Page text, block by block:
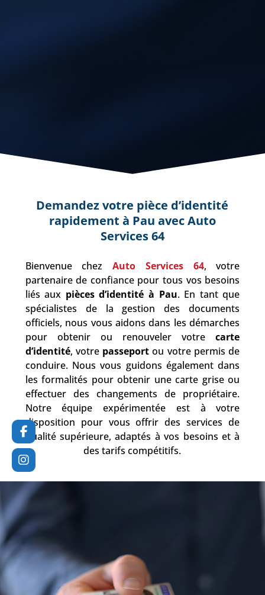
Demandez votre pièce d’identité
rapidement à Pau avec Auto
Services 64
Bienvenue chezAuto Services 64, votre
partenaire de confiance pour tous vos besoins
liés aux pièces d’identité à Pau. En tant que
spécialistes de la gestion des documents
officiels, nous vous aidons dans les démarches
pour obtenir ou renouveler votrecarte
d’identité, votre passeport ou votre permis de
conduire. Nous vous guidons également dans
les formalités pour obtenir une carte grise ou
effectuer des changements de propriétaire.
Notre équipe expérimentée est à votre
disposition pour vous offrir des services de
qualité supérieure, adaptés à vos besoins et à
des tarifs compétitifs.